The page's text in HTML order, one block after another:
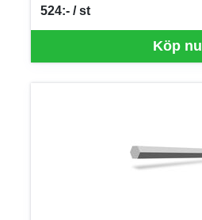
Köp nu
524:- / st
SEK per ST